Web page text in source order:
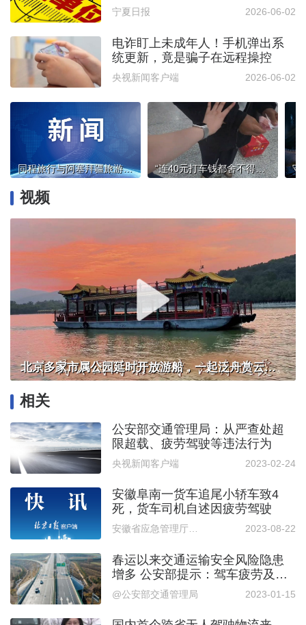
宁夏日报 2026-06-02
电诈盯上未成年人！手机弹出系
统更新，竟是骗子在远程操控
央视新闻客户端 2026-06-02
同程旅行与阿塞拜疆旅游局签署战略合作备忘录 “连40元打车钱都舍不得花的老人，却把100元硬塞给我……”
视频
北京多家市属公园延时开放游船，一起泛舟赏云霞！
相关
公安部交通管理局：从严查处超
限超载、疲劳驾驶等违法行为
央视新闻客户端 2023-02-24
安徽阜南一货车追尾小轿车致4
死，货车司机自述因疲劳驾驶
安徽省应急管理厅网站 2023-08-22
春运以来交通运输安全风险隐患
增多 公安部提示：驾车疲劳及时
休息
@公安部交通管理局 2023-01-15